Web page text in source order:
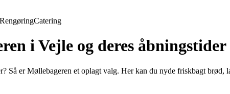
RengøringCatering
i Vejle og deres åbningstider
Så er Møllebageren et oplagt valg. Her kan du nyde friskbagt